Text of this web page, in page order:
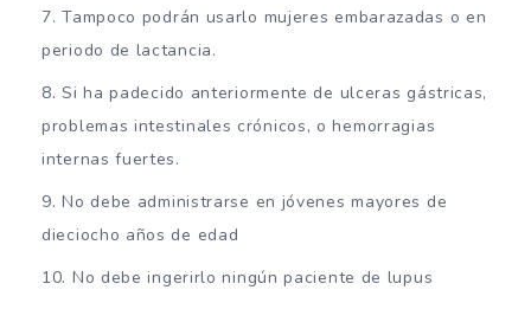
Tampoco podrán usarlo mujeres embarazadas o en
periodo de lactancia.
Si ha padecido anteriormente de ulceras gástricas,
problemas intestinales crónicos, o hemorragias
internas fuertes.
No debe administrarse en jóvenes mayores de
dieciocho años de edad
No debe ingerirlo ningún paciente de lupus